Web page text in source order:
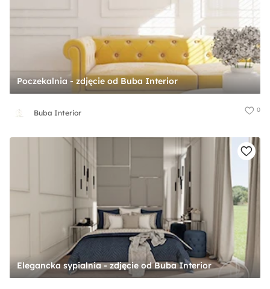
Poczekalnia - zdjęcie od Buba Interior
Buba Interior 0
Elegancka sypialnia - zdjęcie od Buba Interior